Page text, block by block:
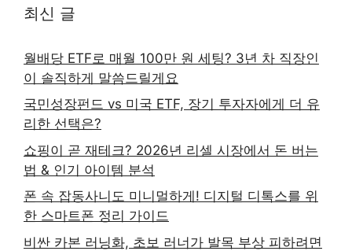
최신 글
월배당 ETF로 매월 100만 원 세팅? 3년 차 직장인
이 솔직하게 말씀드릴게요
국민성장펀드 vs 미국 ETF, 장기 투자자에게 더 유
리한 선택은?
쇼핑이 곧 재테크? 2026년 리셀 시장에서 돈 버는
법 & 인기 아이템 분석
폰 속 잡동사니도 미니멀하게! 디지털 디톡스를 위
한 스마트폰 정리 가이드
비싼 카본 러닝화, 초보 러너가 발목 부상 피하려면